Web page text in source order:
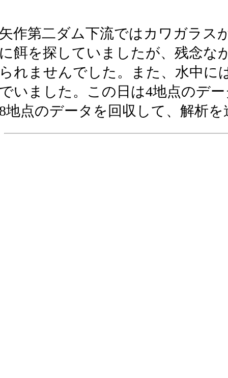
作第二ダム下流ではカワガラス
餌を探していましたが、残念な
れませんでした。また、水中に
いました。この日は4地点のデ
地点のデータを回収して、解析